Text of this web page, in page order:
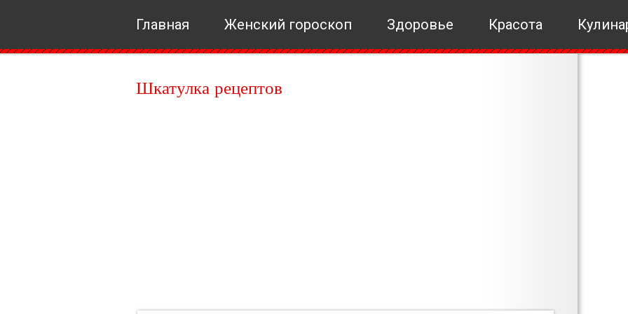
Главная Женский гороскоп Здоровье Красота
Шкатулка рецептов